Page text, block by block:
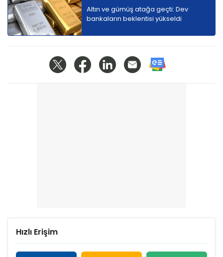
Altın ve gümüş atağa geçti: Dev
bankaların beklentisi yükseldi
Hızlı Erişim